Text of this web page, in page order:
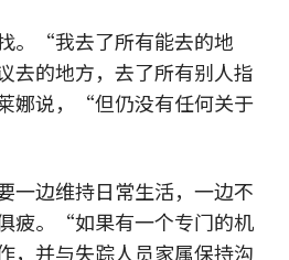
。“我去了所有能去的地
去的地方，去了所有别人指
娜说，“但仍没有任何关于
一边维持日常生活，一边不
疲。“如果有一个专门的机
，并与失踪人员家属保持沟